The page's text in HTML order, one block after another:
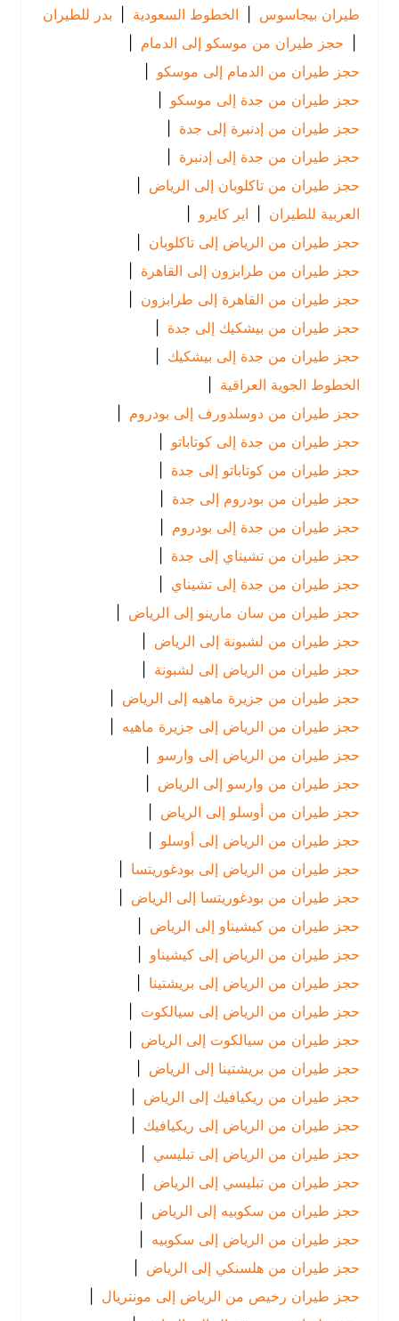
طيران بيجاسوس | الخطوط السعودية | بدر للطيران
حجز طيران من موسكو إلى الدمام
|
حجز طيران من الدمام إلى موسكو |
حجز طيران من جدة إلى موسكو |
حجز طيران من إدنبرة إلى جدة
حجز طيران من جدة إلى إدنبرة |
حجز طيران من تاكلوبان إلى الرياض
|
العربية للطيران | اير كايرو
|
حجز طيران من الرياض إلى تاكلوبان |
حجز طيران من طرابزون إلى القاهرة |
حجز طيران من القاهرة إلى طرابزون |
حجز طيران من بيشكيك إلى جدة
حجز طيران من جدة إلى بيشكيك |
الخطوط الجوية العراقية
حجز طيران من دوسلدورف إلى بودروم |
حجز طيران من جدة إلى كوتاباتو |
حجز طيران من كوتاباتو إلى جدة
حجز طيران من بودروم إلى جدة
حجز طيران من جدة إلى بودروم |
حجز طيران من تشيناي إلى جدة
حجز طيران من جدة إلى تشيناي |
حجز طيران من سان مارينو إلى الرياض
|
حجز طيران من لشبونة إلى الرياض
|
حجز طيران من الرياض إلى لشبونة |
حجز طيران من جزيرة ماهيه إلى الرياض
|
حجز طيران من الرياض إلى جزيرة ماهيه |
حجز طيران من الرياض إلى وارسو
|
حجز طيران من وارسو إلى الرياض
|
حجز طيران من أوسلو إلى الرياض
|
حجز طيران من الرياض إلى أوسلو
|
حجز طيران من الرياض إلى بودغوريتسا
|
حجز طيران من بودغوريتسا إلى الرياض
|
حجز طيران من كيشيناو إلى الرياض
|
حجز طيران من الرياض إلى كيشيناو |
حجز طيران من الرياض إلى بريشتينا |
حجز طيران من الرياض إلى سيالكوت |
حجز طيران من سيالكوت إلى الرياض
|
حجز طيران من بريشتينا إلى الرياض
|
حجز طيران من ريكيافيك إلى الرياض
|
حجز طيران من الرياض إلى ريكيافيك |
حجز طيران من الرياض إلى تبليسي |
حجز طيران من تبليسي إلى الرياض
|
حجز طيران من سكوبيه إلى الرياض
|
حجز طيران من الرياض إلى سكوبيه |
حجز طيران من هلسنكي إلى الرياض
|
حجز طيران رخيص من الرياض إلى مونتريال |